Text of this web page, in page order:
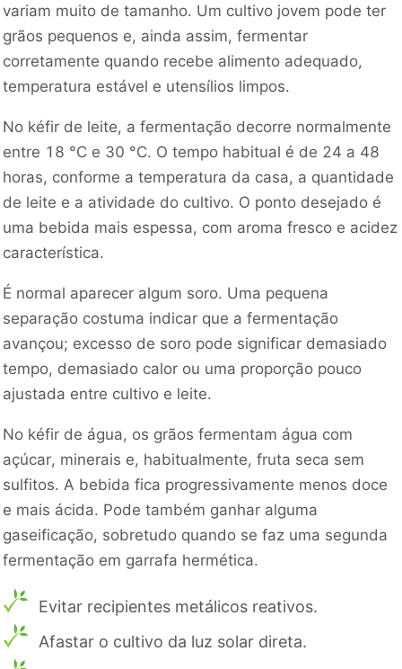
variam muito de tamanho. Um cultivo jovem pode ter
grãos pequenos e, ainda assim, fermentar
corretamente quando recebe alimento adequado,
temperatura estável e utensílios limpos.
No kéfir de leite, a fermentação decorre normalmente
entre 18 °C e 30 °C. O tempo habitual é de 24 a 48
horas, conforme a temperatura da casa, a quantidade
de leite e a atividade do cultivo. O ponto desejado é
uma bebida mais espessa, com aroma fresco e acidez
característica.
É normal aparecer algum soro. Uma pequena
separação costuma indicar que a fermentação
avançou; excesso de soro pode significar demasiado
tempo, demasiado calor ou uma proporção pouco
ajustada entre cultivo e leite.
No kéfir de água, os grãos fermentam água com
açúcar, minerais e, habitualmente, fruta seca sem
sulfitos. A bebida fica progressivamente menos doce
e mais ácida. Pode também ganhar alguma
gaseificação, sobretudo quando se faz uma segunda
fermentação em garrafa hermética.
Evitar recipientes metálicos reativos.
Afastar o cultivo da luz solar direta.